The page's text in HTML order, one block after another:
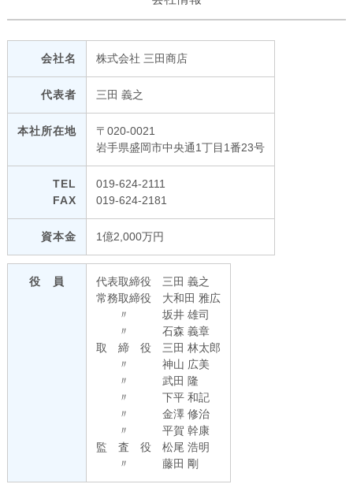
会社名 株式会社 三田商店
代表者 三田 義之
本社所在地
〒020-0021
岩手県盛岡市中央通1丁目1番23号
TEL
FAX
019-624-2111
019-624-2181
資本金 1億2,000万円
役 員
代表取締役 三田 義之
常務取締役 大和田 雅広
〃 坂井 雄司
〃 石森 義章
取 締 役 三田 林太郎
〃 神山 広美
〃 武田 隆
〃 下平 和記
〃 金澤 修治
〃 平賀 幹康
監 査 役 松尾 浩明
〃 藤田 剛